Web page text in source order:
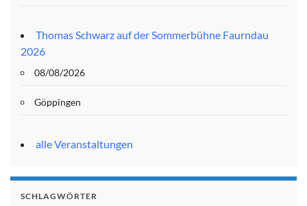
Thomas Schwarz auf der Sommerbühne Faurndau
2026
08/08/2026
Göppingen
alle Veranstaltungen
SCHLAGWÖRTER